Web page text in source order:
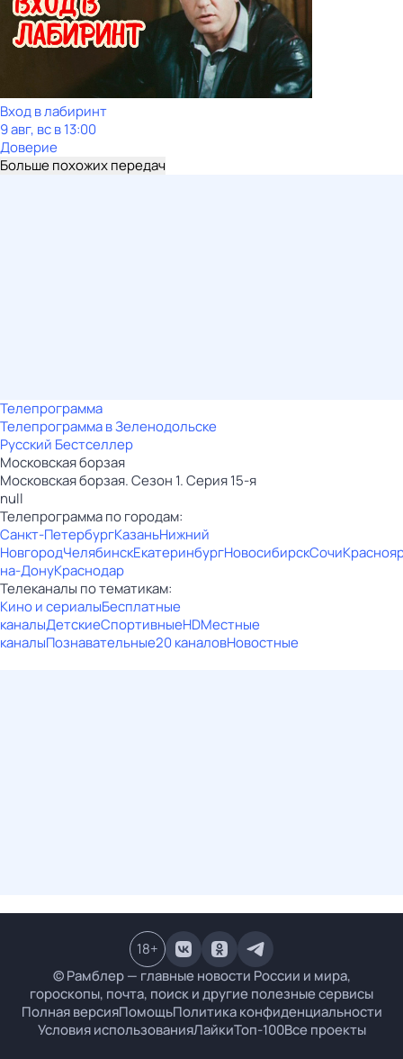
Вход в лабиринт
9 авг, вс в 13:00
Доверие
Больше похожих передач
Телепрограмма
Телепрограмма в Зеленодольске
Русский Бестселлер
Московская борзая
Московская борзая. Сезон 1. Серия 15-я
null
Телепрограмма по городам:
Санкт-ПетербургКазаньНижний
НовгородЧелябинскЕкатеринбургНовосибирскСочи
на-ДонуКраснодар
Телеканалы по тематикам:
Кино и сериалыБесплатные
каналыДетскиеСпортивныеHDМестные
каналыПознавательные20 каналовНовостные
© Рамблер — главные новости России и мира,
гороскопы, почта, поиск и другие полезные сервисы
Полная версияПомощьПолитика конфиденциальности
Условия использованияЛайкиТоп-100Все проекты
18+